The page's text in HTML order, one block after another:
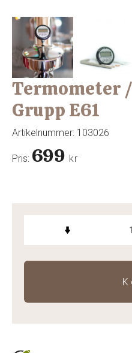
Termometer
Grupp E61
Artikelnummer: 103026
Pris: 699 kr